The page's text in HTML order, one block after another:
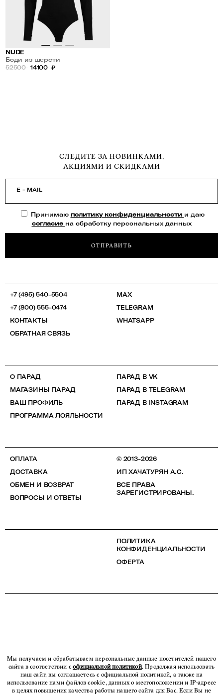
NUDE
Боди из шерсти
52500 14100 ₽
СЛЕДИТЕ ЗА НОВИНКАМИ,
АКЦИЯМИ И СКИДКАМИ
E - MAIL
Принимаю политику конфиденциальности и даю
согласие на обработку персональных данных
ОТПРАВИТЬ
+7 (495) 540-5504
+7 (800) 555-0474
КОНТАКТЫ
ОБРАТНАЯ СВЯЗЬ
MAX
TELEGRAM
WHATSAPP
О ПАРАД
МАГАЗИНЫ ПАРАД
ВАШ ПРОФИЛЬ
ПРОГРАММА ЛОЯЛЬНОСТИ
ПАРАД В VK
ПАРАД В TELEGRAM
ПАРАД В INSTAGRAM
ОПЛАТА
ДОСТАВКА
ОБМЕН И ВОЗВРАТ
ВОПРОСЫ И ОТВЕТЫ
© 2013-2026
ИП ХАЧАТУРЯН А.С.
ВСЕ ПРАВА
ЗАРЕГИСТРИРОВАНЫ.
ПОЛИТИКА
КОНФИДЕНЦИАЛЬНОСТИ
ОФЕРТА
Мы получаем и обрабатываем персональные данные посетителей нашего
сайта в соответствии софициальной политикой. Продолжая использовать
наш сайт, вы соглашаетесь с официальной политикой, а также на
использование нами файлов cookie, данных о местоположении и IP-адресе
в целях повышения качества работы нашего сайта для Вас. Если Вы не